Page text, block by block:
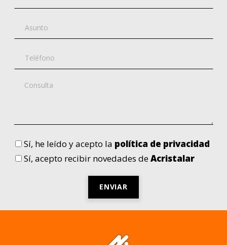
Sí, he leído y acepto la política de privacidad
Sí, acepto recibir novedades deAcristalar